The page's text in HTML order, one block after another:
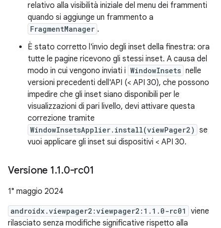
relativo alla visibilità iniziale del menu dei frammenti
quando si aggiunge un frammento a
FragmentManager .
È stato corretto l'invio degli inset della finestra: ora
tutte le pagine ricevono gli stessi inset. A causa del
modo in cui vengono inviati i WindowInsets nelle
versioni precedenti dell'API (< API 30), che possono
impedire che gli inset siano disponibili per le
visualizzazioni di pari livello, devi attivare questa
correzione tramite
WindowInsetsApplier.install(viewPager2) se
vuoi applicare gli inset sui dispositivi < API 30.
Versione 1.1.0-rc01
1° maggio 2024
androidx.viewpager2:viewpager2:1.1.0-rc01
viene
rilasciato senza modifiche significative rispetto alla